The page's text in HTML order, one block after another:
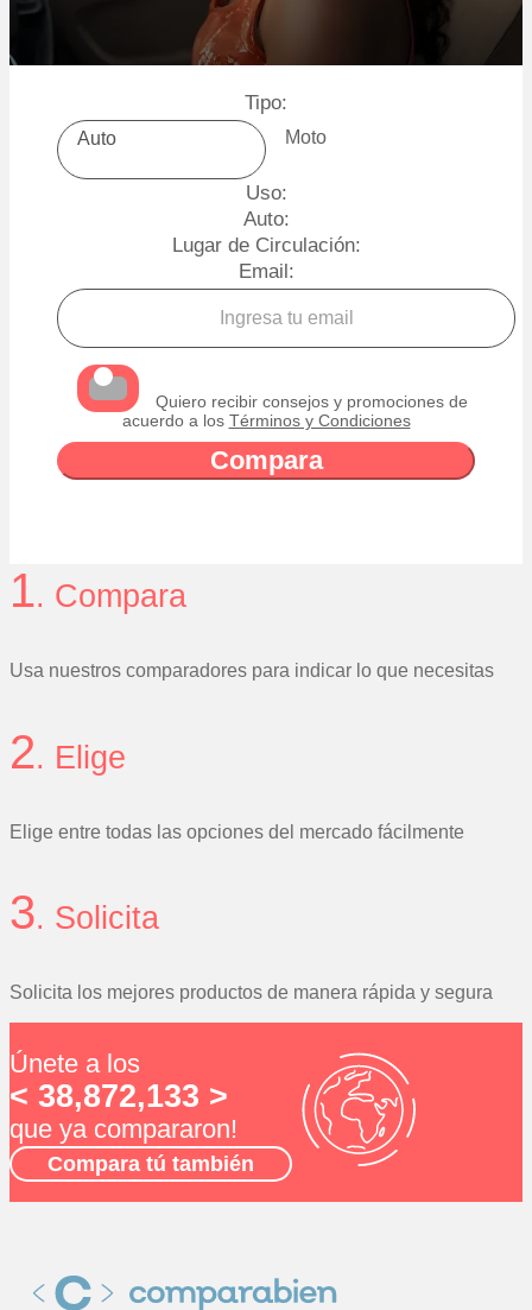
Tipo:
Auto Moto
Uso:
Auto:
Lugar de Circulación:
Email:
Quiero recibir consejos y promociones de
acuerdo a los Términos y Condiciones
1. Compara
Usa nuestros comparadores para indicar lo que necesitas
2. Elige
Elige entre todas las opciones del mercado fácilmente
3. Solicita
Solicita los mejores productos de manera rápida y segura
Únete a los
< 38,872,133 >
que ya compararon!
Compara tú también